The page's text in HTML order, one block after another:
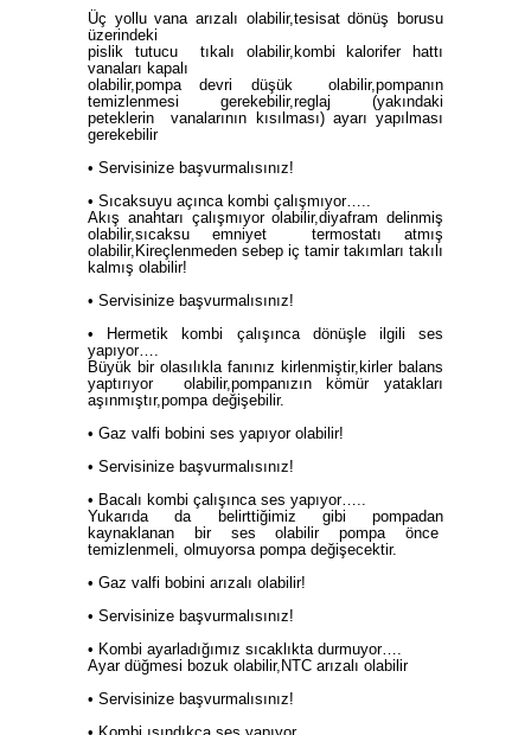
Üç yollu vana arızalı olabilir,tesisat dönüş borusu
üzerindeki
pislik tutucu tıkalı olabilir,kombi kalorifer hattı
vanaları kapalı
olabilir,pompa devri düşük olabilir,pompanın
temizlenmesi gerekebilir,reglaj (yakındaki
peteklerin vanalarının kısılması) ayarı yapılması
gerekebilir
• Servisinize başvurmalısınız!
• Sıcaksuyu açınca kombi çalışmıyor…..
Akış anahtarı çalışmıyor olabilir,diyafram delinmiş
olabilir,sıcaksu emniyet termostatı atmış
olabilir,Kireçlenmeden sebep iç tamir takımları takılı
kalmış olabilir!
• Servisinize başvurmalısınız!
• Hermetik kombi çalışınca dönüşle ilgili ses
yapıyor….
Büyük bir olasılıkla fanınız kirlenmiştir,kirler balans
yaptırıyor olabilir,pompanızın kömür yatakları
aşınmıştır,pompa değişebilir.
• Gaz valfi bobini ses yapıyor olabilir!
• Servisinize başvurmalısınız!
• Bacalı kombi çalışınca ses yapıyor…..
Yukarıda da belirttiğimiz gibi pompadan
kaynaklanan bir ses olabilir pompa önce
temizlenmeli, olmuyorsa pompa değişecektir.
• Gaz valfi bobini arızalı olabilir!
• Servisinize başvurmalısınız!
• Kombi ayarladığımız sıcaklıkta durmuyor….
Ayar düğmesi bozuk olabilir,NTC arızalı olabilir
• Servisinize başvurmalısınız!